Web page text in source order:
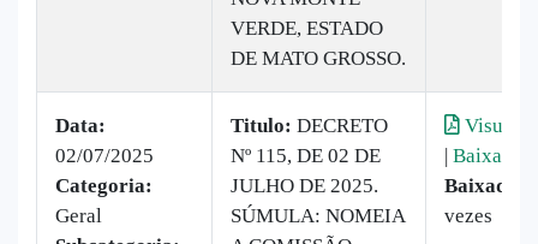
VERDE, ESTADO
DE MATO GROSSO.
Data:
02/07/2025
Categoria:
Geral
Titulo: DECRETO
Nº 115, DE 02 DE
JULHO DE 2025.
SÚMULA: NOMEIA
| Baixar
Baixado:
vezes